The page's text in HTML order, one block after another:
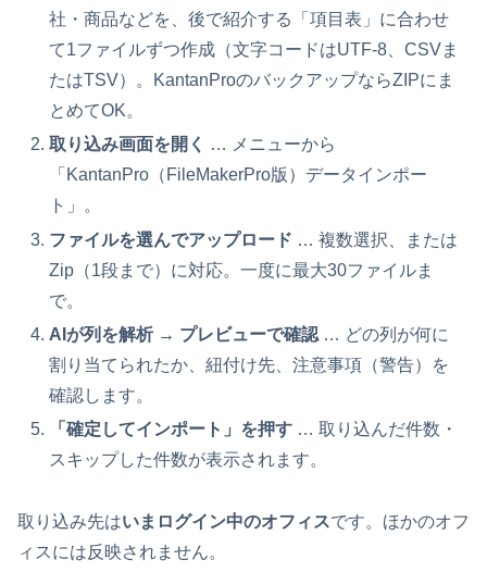
社・商品などを、後で紹介する「項目表」に合わせ
て1ファイルずつ作成（文字コードはUTF-8、CSVま
たはTSV）。KantanProのバックアップならZIPにま
とめてOK。
取り込み画面を開く
… メニューから
「KantanPro（FileMakerPro版）データインポー
ト」。
ファイルを選んでアップロード … 複数選択、または
Zip（1段まで）に対応。一度に最大30ファイルま
で。
AIが列を解析 → プレビューで確認 … どの列が何に
割り当てられたか、紐付け先、注意事項（警告）を
確認します。
「確定してインポート」を押す … 取り込んだ件数・
スキップした件数が表示されます。
取り込み先はいまログイン中のオフィスです。ほかのオフ
ィスには反映されません。